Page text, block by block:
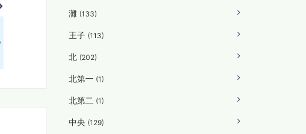
灘 (133)
王子 (113)
北 (202)
北第一 (1)
北第二 (1)
中央 (129)